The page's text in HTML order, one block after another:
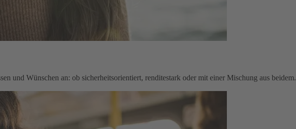
und Wünschen an: ob sicherheitsorientiert, renditestark oder mit einer Mischung aus beidem.